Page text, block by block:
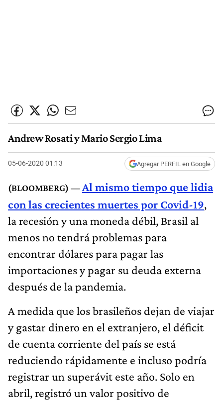
Andrew Rosati y Mario Sergio Lima
05-06-2020 01:13 Agregar PERFIL en Google
Al mismo tiempo que lidia
con las crecientes muertes por Covid-19,
la recesión y una moneda débil, Brasil al
menos no tendrá problemas para
encontrar dólares para pagar las
importaciones y pagar su deuda externa
después de la pandemia.
A medida que los brasileños dejan de viajar
y gastar dinero en el extranjero, el déficit
de cuenta corriente del país se está
reduciendo rápidamente e incluso podría
registrar un superávit este año. Solo en
abril, registró un valor positivo de